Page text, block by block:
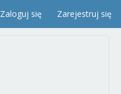
Zaloguj się Zarejestruj się